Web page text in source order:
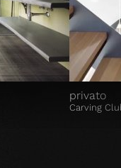
privato
Carving